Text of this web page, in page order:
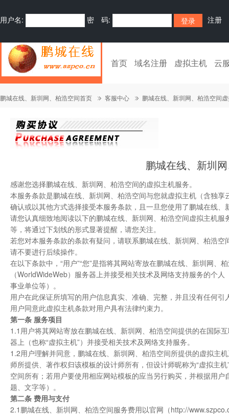
用户名: 密 码: 注册
首页 域名注册 虚拟主机 云
鹏城在线、新圳网、柏浩空间首页 客服中心 鹏城在线、新圳网、柏浩空间
鹏城在线、新圳
感谢您选择鹏城在线、新圳网、柏浩空间的虚拟主机服务。
本服务条款是鹏城在线、新圳网、柏浩空间与您就虚拟主机（含独
确认或以其他方式选择接受本服务条款，且一旦您使用了鹏城在线
请您认真细致地阅读以下的鹏城在线、新圳网、柏浩空间虚拟主机
等，将通过下划线的形式显著提醒，请您关注。
若您对本服务条款的条款有疑问，请联系鹏城在线、新圳网、柏浩
请不要进行后续操作。
在以下条款中，“用户”“您”是指将其网站寄放在鹏城在线、新圳网
（WorldWideWeb）服务器上并接受相关技术及网络支持服务的个
事业单位等）。
用户在此保证所填写的用户信息真实、准确、完整，并且没有任何引
用户同意此虚拟主机条款对用户具有法律约束力。
第一条 服务项目
1.1用户将其网站寄放在鹏城在线、新圳网、柏浩空间提供的在国际
器上（也称“虚拟主机”）并接受相关技术及网络支持服务。
1.2用户理解并同意，鹏城在线、新圳网、柏浩空间所提供的虚拟主
师所提供、著作权归该模板的设计师所有，但设计师昵称为“虚拟主
空间所有；若用户要使用相应网站模板的应当另行购买，并根据用
题、文字等）。
第二条 费用与支付
2.1鹏城在线、新圳网、柏浩空间服务费用以官网（http://